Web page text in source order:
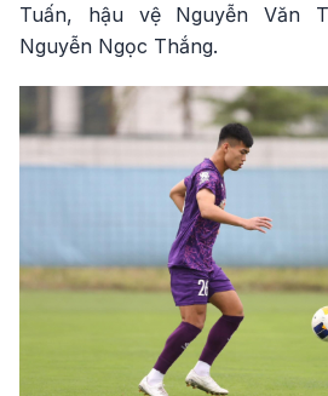
Tuấn, hậu vệ Nguyễn Văn
Nguyễn Ngọc Thắng.